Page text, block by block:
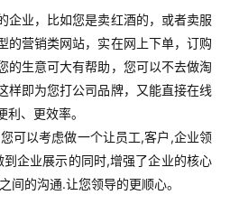
企业，比如您是卖红酒的，或者卖服
的营销类网站，实在网上下单，订购
的生意可大有帮助，您可以不去做淘
样即为您打公司品牌，又能直接在线
、更效率。
可以考虑做一个让员工,客户,企业领
企业展示的同时,增强了企业的核心
间的沟通.让您领导的更顺心。